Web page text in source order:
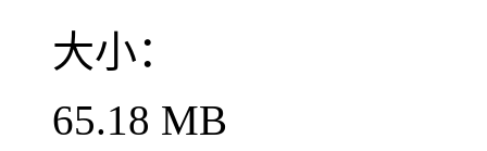
大小：
65.18 MB